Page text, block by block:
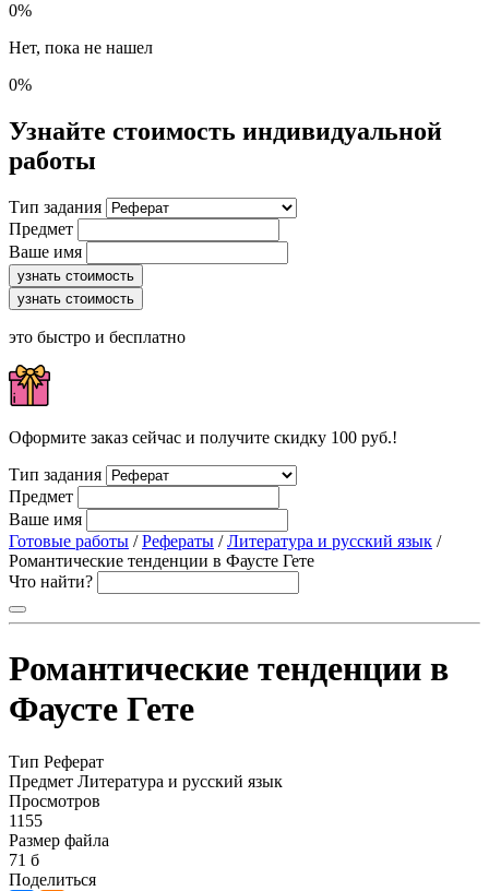
0%
Нет, пока не нашел
0%
Узнайте стоимость индивидуальной
работы
Тип задания
Предмет
Ваше имя
узнать стоимость
узнать стоимость
это быстро и бесплатно
Оформите заказ сейчас и получите скидку 100 руб.!
Тип задания
Предмет
Ваше имя
Готовые работы /Рефераты /Литература и русский язык /
Романтические тенденции в Фаусте Гете
Что найти?
Романтические тенденции в
Фаусте Гете
Тип Реферат
Предмет Литература и русский язык
Просмотров
1155
Размер файла
71 б
Поделиться